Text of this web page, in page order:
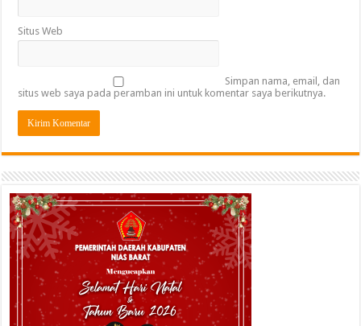
Situs Web
Simpan nama, email, dan
situs web saya pada peramban ini untuk komentar saya berikutnya.